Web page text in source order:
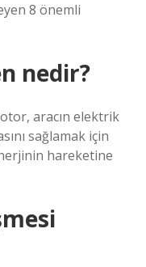
8 önemli
nedir?
aracın elektrik
sağlamak için
hareketine